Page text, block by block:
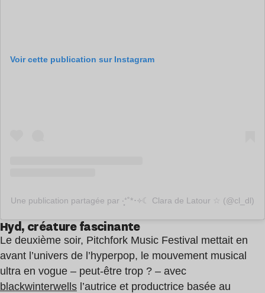
Voir cette publication sur Instagram
Une publication partagée par ‧͙⁺˚*･༓☾ Clara de Latour ☆ (@cl_dl)
Hyd, créature fascinante
Le deuxième soir, Pitchfork Music Festival mettait en
avant l’univers de l’hyperpop, le mouvement musical
ultra en vogue – peut-être trop ? – avec
blackwinterwells l’autrice et productrice basée au